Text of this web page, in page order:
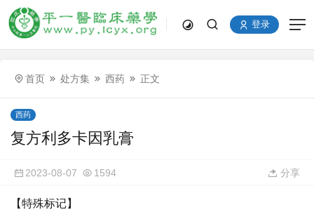
登录
首页 处方集 西药 正文
西药
复方利多卡因乳膏
2023-08-07 1594 分享
【特殊标记】